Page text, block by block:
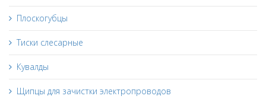
Плоскогубцы
Тиски слесарные
Кувалды
Щипцы для зачистки электропроводов